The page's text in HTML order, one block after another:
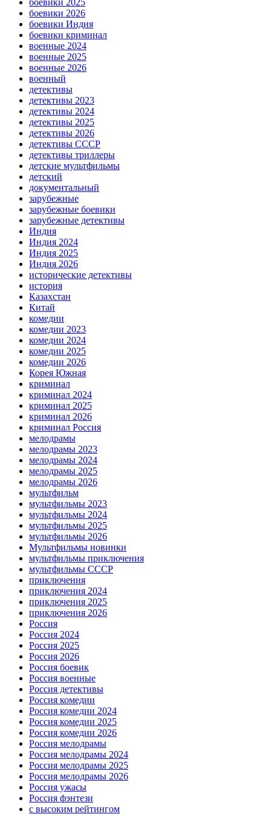
боевики 2025
боевики 2026
боевики Индия
боевики криминал
военные 2024
военные 2025
военные 2026
военный
детективы
детективы 2023
детективы 2024
детективы 2025
детективы 2026
детективы СССР
детективы триллеры
детские мультфильмы
детский
документальный
зарубежные
зарубежные боевики
зарубежные детективы
Индия
Индия 2024
Индия 2025
Индия 2026
исторические детективы
история
Казахстан
Китай
комедии
комедии 2023
комедии 2024
комедии 2025
комедии 2026
Корея Южная
криминал
криминал 2024
криминал 2025
криминал 2026
криминал Россия
мелодрамы
мелодрамы 2023
мелодрамы 2024
мелодрамы 2025
мелодрамы 2026
мультфильм
мультфильмы 2023
мультфильмы 2024
мультфильмы 2025
мультфильмы 2026
Мультфильмы новинки
мультфильмы приключения
мультфильмы СССР
приключения
приключения 2024
приключения 2025
приключения 2026
Россия
Россия 2024
Россия 2025
Россия 2026
Россия боевик
Россия военные
Россия детективы
Россия комедии
Россия комедии 2024
Россия комедии 2025
Россия комедии 2026
Россия мелодрамы
Россия мелодрамы 2024
Россия мелодрамы 2025
Россия мелодрамы 2026
Россия ужасы
Россия фэнтези
с высоким рейтингом